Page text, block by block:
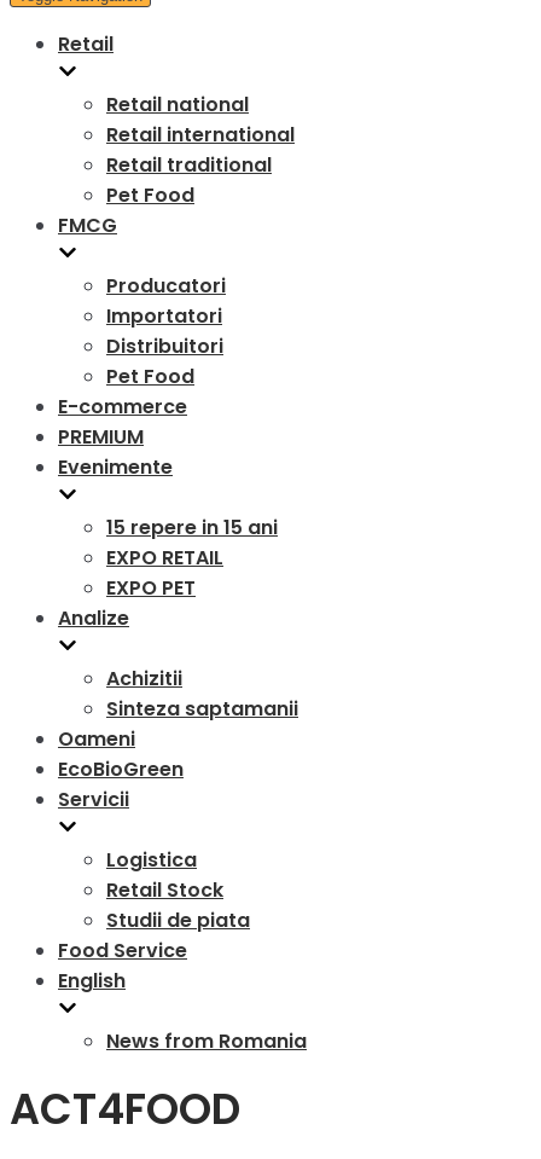
Retail
Retail national
Retail international
Retail traditional
Pet Food
FMCG
Producatori
Importatori
Distribuitori
Pet Food
E-commerce
PREMIUM
Evenimente
15 repere in 15 ani
EXPO RETAIL
EXPO PET
Analize
Achizitii
Sinteza saptamanii
Oameni
EcoBioGreen
Servicii
Logistica
Retail Stock
Studii de piata
Food Service
English
News from Romania
ACT4FOOD